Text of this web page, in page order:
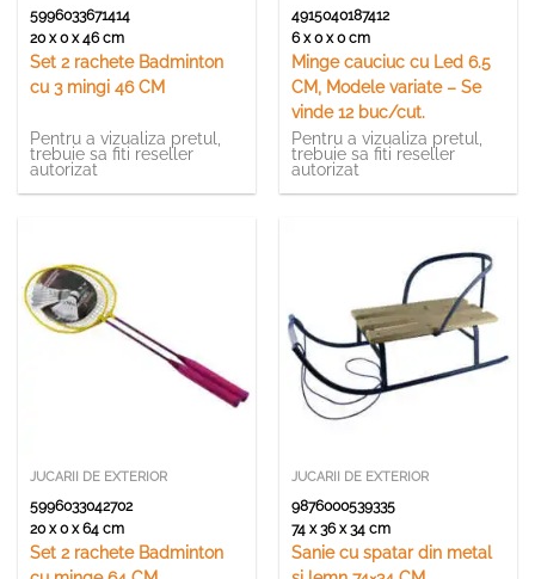
5996033671414
20 x 0 x 46 cm
Set 2 rachete Badminton
cu 3 mingi 46 CM
Pentru a vizualiza pretul,
trebuie sa fiti reseller
autorizat
4915040187412
6 x 0 x 0 cm
Minge cauciuc cu Led 6.5
CM, Modele variate – Se
vinde 12 buc/cut.
Pentru a vizualiza pretul,
trebuie sa fiti reseller
autorizat
JUCARII DE EXTERIOR
5996033042702
20 x 0 x 64 cm
Set 2 rachete Badminton
JUCARII DE EXTERIOR
9876000539335
74 x 36 x 34 cm
Sanie cu spatar din metal